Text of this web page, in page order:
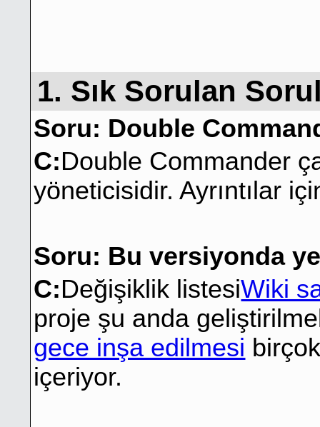
1. Sık Sorulan
Soru: Double
C:Double Commander
yöneticisidir. Ayrıntılar
Soru: Bu versiyonda
C:Değişiklik listesiWiki
proje şu anda
gece inşa edilmesi
içeriyor.